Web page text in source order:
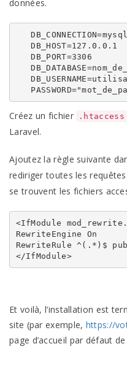
données.
   DB_CONNECTION=mysql
   DB_HOST=127.0.0.1
   DB_PORT=3306
Créez un fichier .htaccess
Laravel.
Ajoutez la règle suivante
rediriger toutes les
se trouvent les fichiers
<IfModule
RewriteEngine On
RewriteRule ^(.*)$
</IfModule>
Et voilà, l’installation est
site (par exemple, https://
page d’accueil par défaut